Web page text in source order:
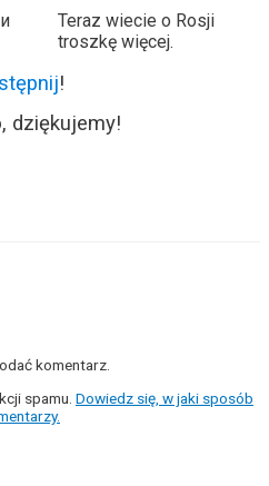
Teraz wiecie o Rosji
troszkę więcej.
!
dziękujemy!
komentarz.
spamu. Dowiedz się, w jaki sposób